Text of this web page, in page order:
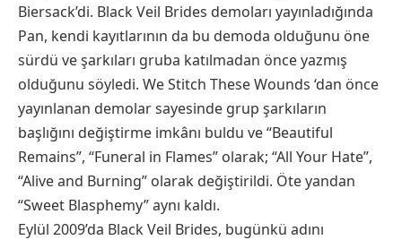
Biersack’di. Black Veil Brides demoları yayınladığında
Pan, kendi kayıtlarının da bu demoda olduğunu öne
sürdü ve şarkıları gruba katılmadan önce yazmış
olduğunu söyledi. We Stitch These Wounds ‘dan önce
yayınlanan demolar sayesinde grup şarkıların
başlığını değiştirme imkânı buldu ve “Beautiful
Remains”, “Funeral in Flames” olarak; “All Your Hate”,
“Alive and Burning” olarak değiştirildi. Öte yandan
“Sweet Blasphemy” aynı kaldı.
Eylül 2009’da Black Veil Brides, bugünkü adını